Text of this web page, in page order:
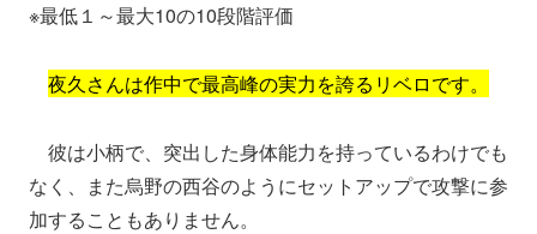
※最低１～最大10の10段階評価
夜久さんは作中で最高峰の実力を誇るリベロです。
彼は小柄で、突出した身体能力を持っているわけでも
なく、また烏野の西谷のようにセットアップで攻撃に参
加することもありません。